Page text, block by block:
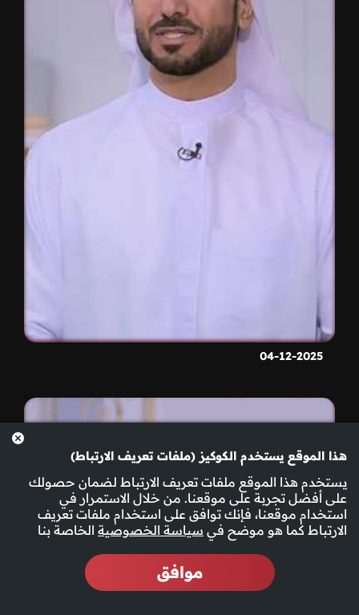
04-12-2025
هذا الموقع يستخدم الكوكيز (ملفات تعريف الارتباط)
يستخدم هذا الموقع ملفات تعريف الارتباط لضمان حصولك
على أفضل تجربة على موقعنا. من خلال الاستمرار في
استخدام موقعنا، فإنك توافق على استخدام ملفات تعريف
الارتباط كما هو موضح في سياسة الخصوصية الخاصة بنا
موافق